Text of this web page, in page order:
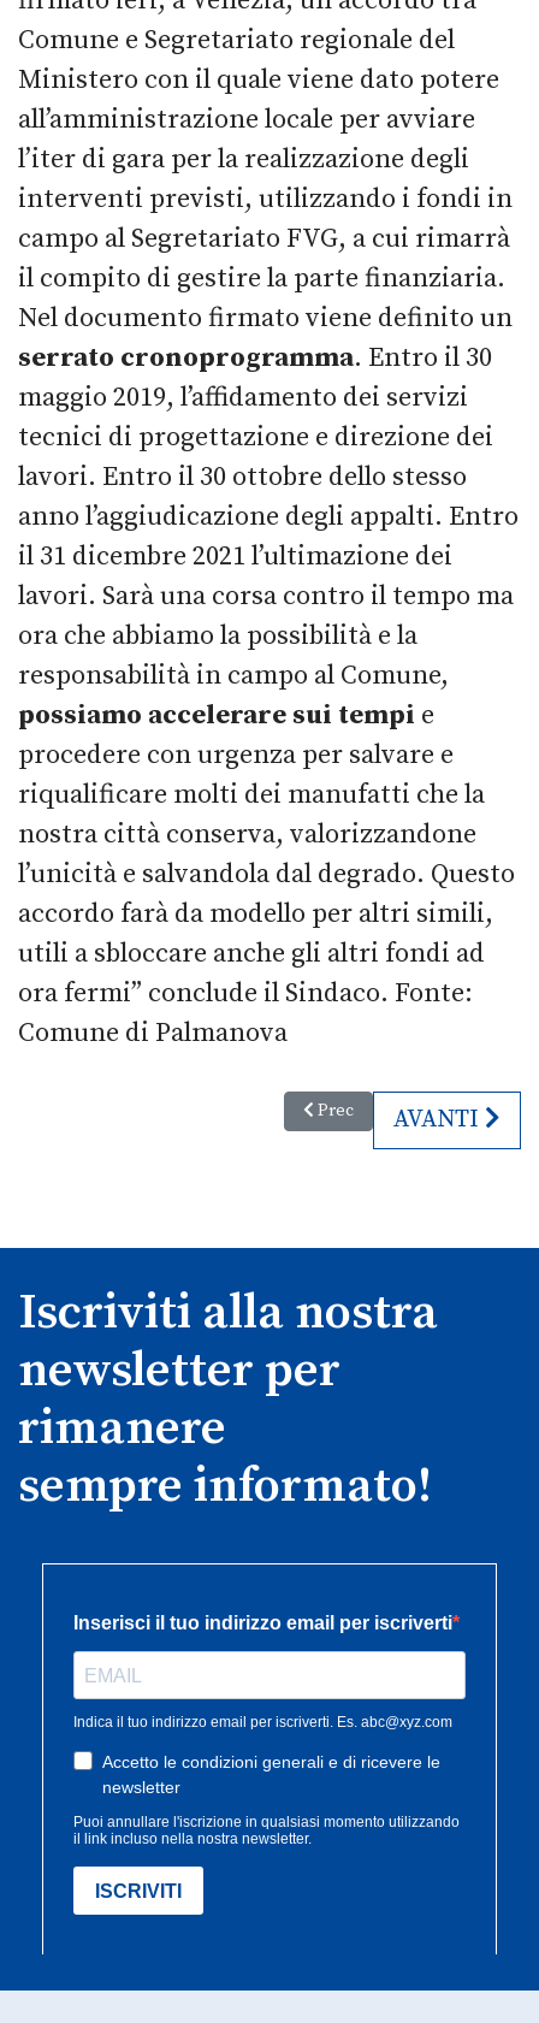
Comune e Segretariato regionale del
Ministero con il quale viene dato potere
all’amministrazione locale per avviare
l’iter di gara per la realizzazione degli
interventi previsti, utilizzando i fondi in
campo al Segretariato FVG, a cui rimarrà
il compito di gestire la parte finanziaria.
Nel documento firmato viene definito un
serrato cronoprogramma. Entro il 30
maggio 2019, l’affidamento dei servizi
tecnici di progettazione e direzione dei
lavori. Entro il 30 ottobre dello stesso
anno l’aggiudicazione degli appalti. Entro
il 31 dicembre 2021 l’ultimazione dei
lavori. Sarà una corsa contro il tempo ma
ora che abbiamo la possibilità e la
responsabilità in campo al Comune,
possiamo accelerare sui tempi e
procedere con urgenza per salvare e
riqualificare molti dei manufatti che la
nostra città conserva, valorizzandone
l’unicità e salvandola dal degrado. Questo
accordo farà da modello per altri simili,
utili a sbloccare anche gli altri fondi ad
ora fermi” conclude il Sindaco. Fonte:
Comune di Palmanova
Articolo precedente: Mobilità
Prec ARTICOLO
AVANTI
Iscriviti alla nostra
newsletter per
rimanere
sempre informato!